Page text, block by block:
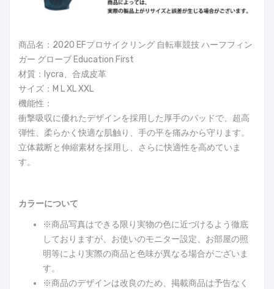
商品名：2020 EFプロサイクリング 自転車競技 ハーフフィン
ガー グローブ Education First
材質：lycra、合成皮革
サイズ：M L XL XXL
機能性：
衝撃吸収に優れたデザインを採用した厚手のパッドで、超高
弾性、柔らかく快適な肌触り、手の平を痛みから守ります。
立体裁断と伸縮素材を採用し、さらに快適性を高めていま
す。
カラーについて
※商品写真はできる限り実物の色に近づけるよう徹底
しておりますが、お使いのモニター設定、お部屋の照
明等により実際の商品と色味が異なる場合がございま
す。
※商品のデザインは改良のため、掲載商品は予告なく